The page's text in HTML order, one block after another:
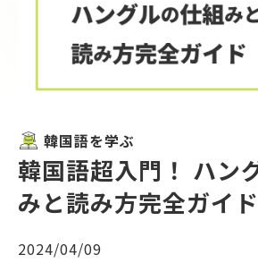
韓国語を学ぶ
韓国語超入門！ ハン
みと読み方完全ガイド
2024/04/09